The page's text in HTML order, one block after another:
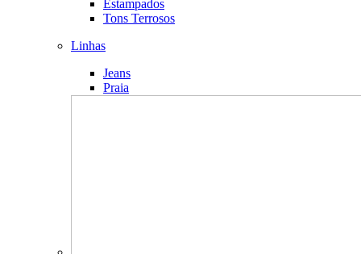
Estampados
Tons Terrosos
Linhas
Jeans
Praia